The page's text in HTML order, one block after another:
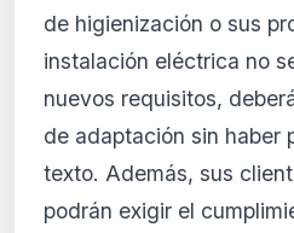
de higienización o sus
instalación eléctrica no
nuevos requisitos,
de adaptación sin haber
texto. Además, sus
podrán exigir el